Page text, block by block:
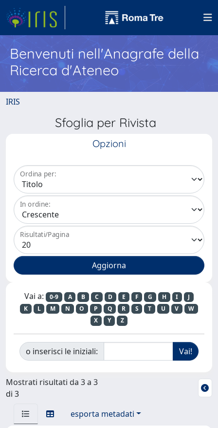
Benvenuti nell'Anagrafe della
Ricerca d'Ateneo
IRIS
Sfoglia per Rivista
Opzioni
Ordina per:
In ordine:
Risultati/Pagina
Vai a: 0-9 A B C D E F G H I
J
K
L M N O P Q R S T U V
W
X
Y Z
o inserisci le iniziali:
Mostrati risultati da 3 a 3
di 3
esporta metadati